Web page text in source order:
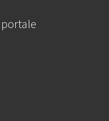
portale